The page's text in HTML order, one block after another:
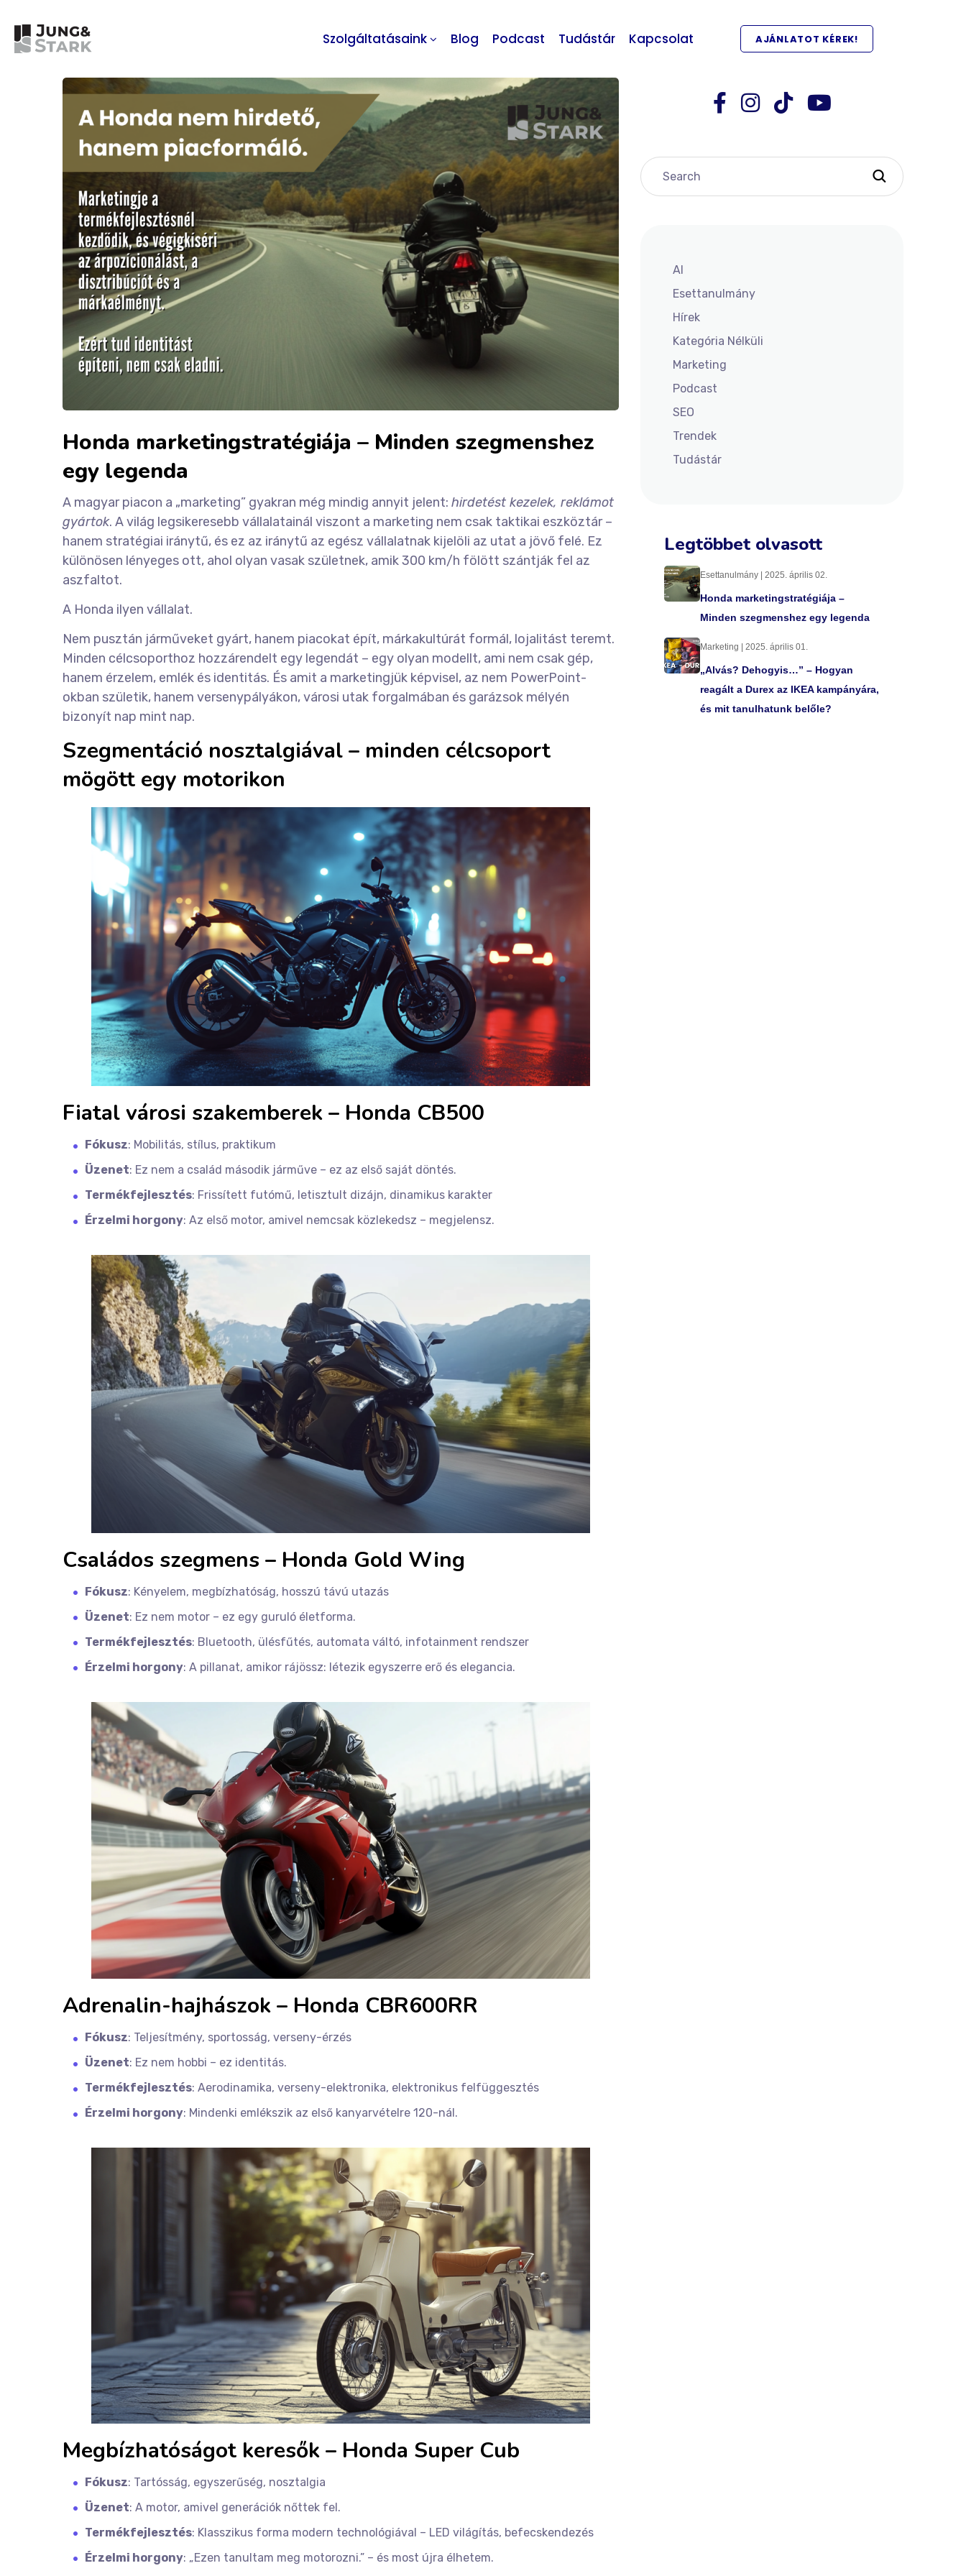
Szolgáltatásaink Blog Podcast Tudástár Kapcsolat AJÁNLATOT KÉREK!
Honda marketingstratégiája – Minden szegmenshez
egy legenda
A magyar piacon a „marketing” gyakran még mindig annyit jelent: hirdetést kezelek, reklámot
gyártok. A világ legsikeresebb vállalatainál viszont a marketing nem csak taktikai eszköztár –
hanem stratégiai iránytű, és ez az iránytű az egész vállalatnak kijelöli az utat a jövő felé. Ez
különösen lényeges ott, ahol olyan vasak születnek, amik 300 km/h fölött szántják fel az
aszfaltot.
A Honda ilyen vállalat.
Nem pusztán járműveket gyárt, hanem piacokat épít, márkakultúrát formál, lojalitást teremt.
Minden célcsoporthoz hozzárendelt egy legendát – egy olyan modellt, ami nem csak gép,
hanem érzelem, emlék és identitás. És amit a marketingjük képvisel, az nem PowerPoint-
okban születik, hanem versenypályákon, városi utak forgalmában és garázsok mélyén
bizonyít nap mint nap.
Szegmentáció nosztalgiával – minden célcsoport
mögött egy motorikon
Fiatal városi szakemberek – Honda CB500
Fókusz: Mobilitás, stílus, praktikum
Üzenet: Ez nem a család második járműve – ez az első saját döntés.
Termékfejlesztés: Frissített futómű, letisztult dizájn, dinamikus karakter
Érzelmi horgony: Az első motor, amivel nemcsak közlekedsz – megjelensz.
Családos szegmens – Honda Gold Wing
Fókusz: Kényelem, megbízhatóság, hosszú távú utazás
Üzenet: Ez nem motor – ez egy guruló életforma.
Termékfejlesztés: Bluetooth, ülésfűtés, automata váltó, infotainment rendszer
Érzelmi horgony: A pillanat, amikor rájössz: létezik egyszerre erő és elegancia.
Adrenalin-hajhászok – Honda CBR600RR
Fókusz: Teljesítmény, sportosság, verseny-érzés
Üzenet: Ez nem hobbi – ez identitás.
Termékfejlesztés: Aerodinamika, verseny-elektronika, elektronikus felfüggesztés
Érzelmi horgony: Mindenki emlékszik az első kanyarvételre 120-nál.
Megbízhatóságot keresők – Honda Super Cub
Fókusz: Tartósság, egyszerűség, nosztalgia
Üzenet: A motor, amivel generációk nőttek fel.
Termékfejlesztés: Klasszikus forma modern technológiával – LED világítás, befecskendezés
Érzelmi horgony: „Ezen tanultam meg motorozni.” – és most újra élhetem.
AI
Esettanulmány
Hírek
Kategória Nélküli
Marketing
Podcast
SEO
Trendek
Tudástár
Legtöbbet olvasott
Esettanulmány | 2025. április 02.
Honda marketingstratégiája –
Minden szegmenshez egy legenda
Marketing | 2025. április 01.
„Alvás? Dehogyis…” – Hogyan
reagált a Durex az IKEA kampányára,
és mit tanulhatunk belőle?